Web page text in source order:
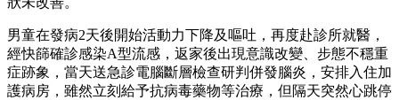
男童在發病2天後開始活動力下降及嘔吐，再度赴診所就醫，
經快篩確診感染A型流感，返家後出現意識改變、步態不穩重
症跡象，當天送急診電腦斷層檢查研判併發腦炎，安排入住加
護病房，雖然立刻給予抗病毒藥物等治療，但隔天突然心跳停